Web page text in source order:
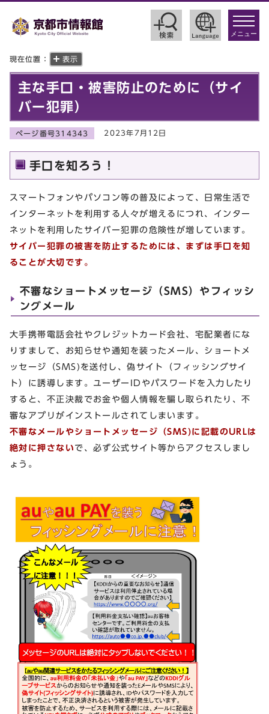
toggle
メニュー
現在位置： 表示
主な手口・被害防止のために（サイ
バー犯罪）
ページ番号314343 2023年7月12日
手口を知ろう！
スマートフォンやパソコン等の普及によって、日常生活で
インターネットを利用する人々が増えるにつれ、インター
ネットを利用したサイバー犯罪の危険性が増しています。
サイバー犯罪の被害を防止するためには、まずは手口を知
ることが大切です。
不審なショートメッセージ（SMS）やフィッシ
ングメール
大手携帯電話会社やクレジットカード会社、宅配業者にな
りすまして、お知らせや通知を装ったメール、ショートメ
ッセージ（SMS)を送付し、偽サイト（フィッシングサイ
ト）に誘導します。ユーザーIDやパスワードを入力したり
すると、不正決裁でお金や個人情報を騙し取られたり、不
審なアプリがインストールされてしまいます。
不審なメールやショートメッセージ（SMS)に記載のURLは
絶対に押さない で、必ず公式サイト等からアクセスしまし
ょう。